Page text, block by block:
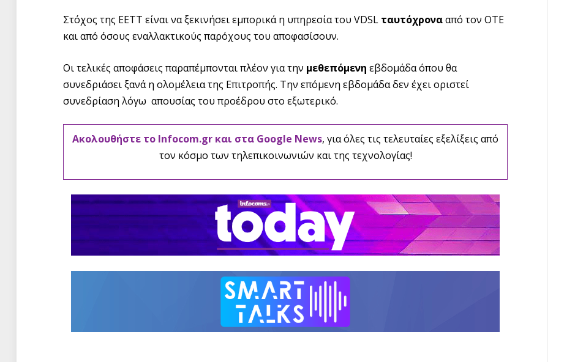
Στόχος της ΕΕΤΤ είναι να ξεκινήσει εμπορικά η υπηρεσία του VDSL ταυτόχρονααπό τον ΟΤΕ
και από όσους εναλλακτικούς παρόχους του αποφασίσουν.
Οι τελικές αποφάσεις παραπέμπονται πλέον για την μεθεπόμενη εβδομάδα όπου θα
συνεδριάσει ξανά η ολομέλεια της Επιτροπής. Την επόμενη εβδομάδα δεν έχει οριστεί
συνεδρίαση λόγω απουσίας του προέδρου στο εξωτερικό.
Ακολουθήστε το Infocom.gr και στα Google News, για όλες τις τελευταίες εξελίξεις από
τον κόσμο των τηλεπικοινωνιών και της τεχνολογίας!